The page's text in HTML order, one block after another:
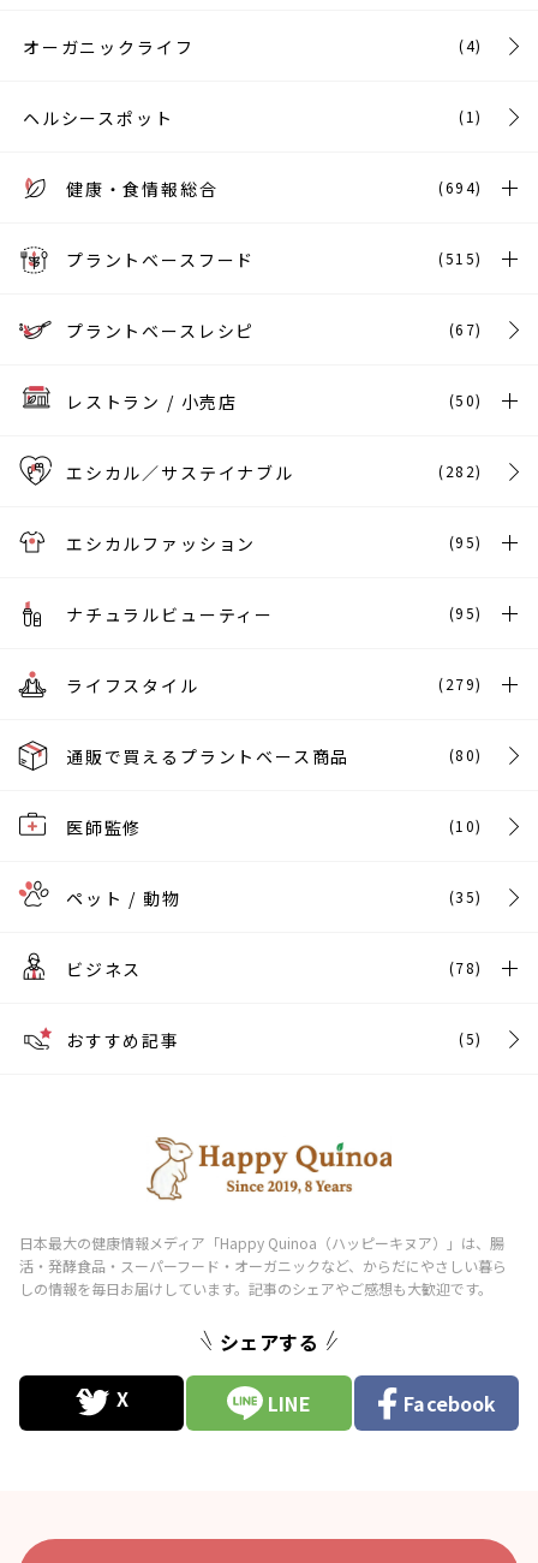
オーガニックライフ (4)
ヘルシースポット (1)
健康・食情報総合 (694)
プラントベースフード (515)
プラントベースレシピ (67)
レストラン / 小売店 (50)
エシカル／サステイナブル (282)
エシカルファッション (95)
ナチュラルビューティー (95)
ライフスタイル (279)
通販で買えるプラントベース商品 (80)
医師監修 (10)
ペット / 動物 (35)
ビジネス (78)
おすすめ記事 (5)
シェアする
LINE Facebook